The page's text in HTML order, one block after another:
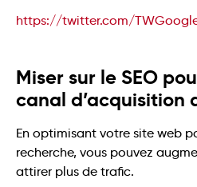
https://twitter.com/
Miser sur le SEO
canal d’acquisition
En optimisant votre site web
recherche, vous pouvez
attirer plus de trafic.